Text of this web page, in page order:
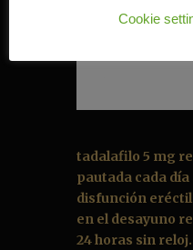
tadalafilo 5 mg
pautada cada
disfunción eréctil
en el desayuno
24 horas sin reloj.
Cookie